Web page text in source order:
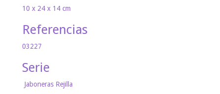
10 x 24 x 14 cm
Referencias
03227
Serie
Jaboneras Rejilla